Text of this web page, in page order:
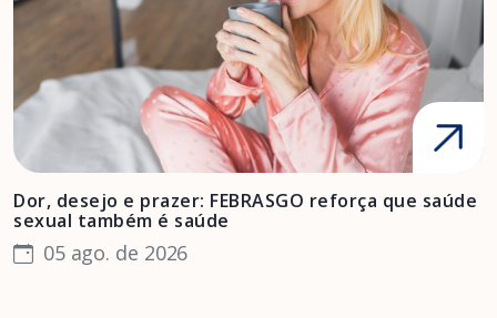
Dor, desejo e prazer: FEBRASGO reforça que saúde
sexual também é saúde
05 ago. de 2026